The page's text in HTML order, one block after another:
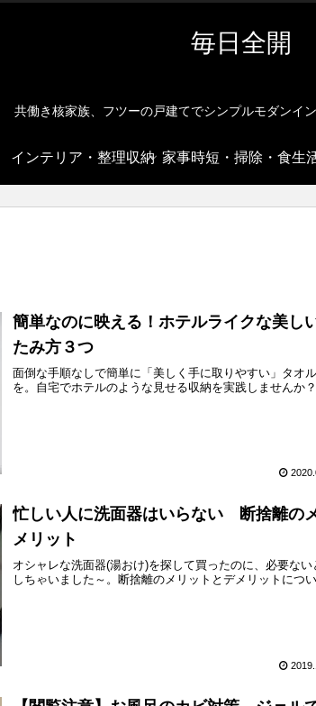
毎日全開
共働き核家族、フツーの戸建てでシンプルモダンイ
インテリア・整理収納 家事時短・掃除・食生
簡単なのに映える！ホテルライクな美し
たみ方３つ
面倒な手順なしで簡単に「美しく手に取りやすい」タオ
を。自宅でホテルのような見せる収納を実践しませんか？
忙しい人に洗面器はいらない 断捨離の
メリット
オシャレな洗面器(湯おけ)を探して買ったのに、必要な
しちゃいました～。断捨離のメリットとデメリットについ